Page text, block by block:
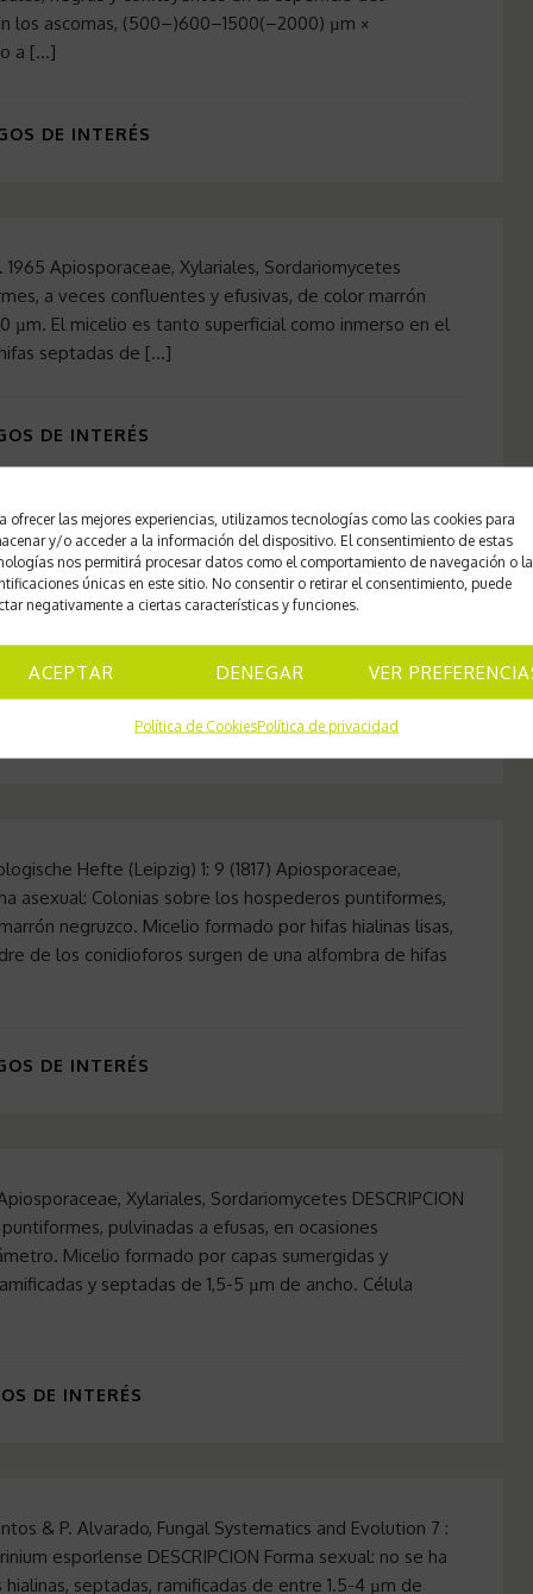
ofrecer las mejores experiencias, utilizamos tecnologías como las cookies para
y/o acceder a la información del dispositivo. El consentimiento de estas
nos permitirá procesar datos como el comportamiento de navegación o
únicas en este sitio. No consentir o retirar el consentimiento, puede
negativamente a ciertas características y funciones.
ACEPTAR DENEGAR VER
Política de CookiesPolítica de privacidad
los ascomas, (500–)600–1500(–2000) µm ×
a […]
DE INTERÉS
1965 Apiosporaceae, Xylariales, Sordariomycetes
a veces confluentes y efusivas, de color marrón
µm. El micelio es tanto superficial como inmerso en el
septadas de […]
DE INTERÉS
2018 Apiosporaceae, Xylariales, Sordariomycetes
Forma asexual Las colonias son compactas,
2-7 µm de diámetro. Célula madre de […]
DE INTERÉS
Hefte (Leipzig) 1: 9 (1817) Apiosporaceae,
asexual: Colonias sobre los hospederos puntiformes,
negruzco. Micelio formado por hifas hialinas lisas,
de los conidioforos surgen de una alfombra de hifas
DE INTERÉS
Xylariales, Sordariomycetes DESCRIPCION
pulvinadas a efusas, en ocasiones
Micelio formado por capas sumergidas y
y septadas de 1,5-5 µm de ancho. Célula
DE INTERÉS
& P. Alvarado, Fungal Systematics and Evolution 7 :
esporlense DESCRIPCION Forma sexual: no se ha
septadas, ramificadas de entre 1.5-4 µm de